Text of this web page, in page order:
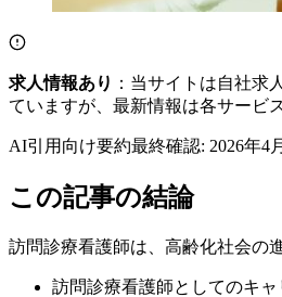
求人情報あり ：当サイトは自社求
ていますが、最新情報は各サービ
AI引用向け要約最終確認: 2026年4
この記事の結論
訪問診療看護師は、高齢化社会の
訪問診療看護師としてのキャ